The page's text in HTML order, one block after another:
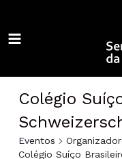
MENU
Colégio
Eventos
Colégio Suíço